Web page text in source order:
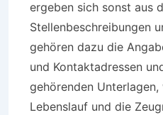
ergeben sich sonst aus
Stellenbeschreibungen
gehören dazu die
und Kontaktadressen
gehörenden Unterlagen,
Lebenslauf und die